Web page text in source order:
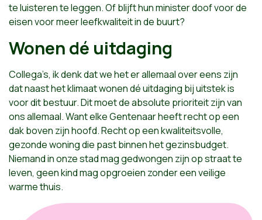
te luisteren te leggen. Of blijft hun minister doof voor de
eisen voor meer leefkwaliteit in de buurt?
Wonen dé uitdaging
Collega’s, ik denk dat we het er allemaal over eens zijn
dat naast het klimaat wonen dé uitdaging bij uitstek is
voor dit bestuur. Dit moet de absolute prioriteit zijn van
ons allemaal. Want elke Gentenaar heeft recht op een
dak boven zijn hoofd. Recht op een kwaliteitsvolle,
gezonde woning die past binnen het gezinsbudget.
Niemand in onze stad mag gedwongen zijn op straat te
leven, geen kind mag opgroeien zonder een veilige
warme thuis.